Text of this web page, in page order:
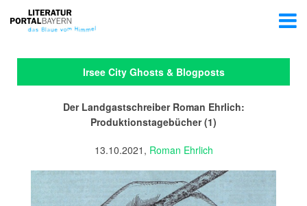
Irsee City Ghosts & Blogposts
Der Landgastschreiber Roman Ehrlich:
Produktionstagebücher (1)
13.10.2021, Roman Ehrlich